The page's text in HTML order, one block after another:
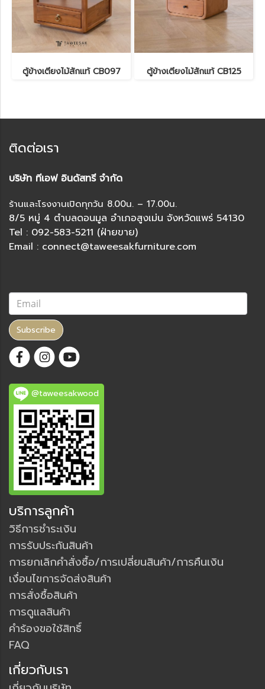
ตู้ข้างเตียงไม้สักแท้ CB097 ตู้ข้างเตียงไม้สักแท้ CB125
ติดต่อเรา
บริษัท ทีเอฟ อินดัสทรี จำกัด
ร้านและโรงงานเปิดทุกวัน 8.00น. – 17.00น.
8/5 หมู่ 4 ตำบลดอนมูล อำเภอสูงเม่น จังหวัดแพร่ 54130
Tel : 092-583-5211 (ฝ่ายขาย)
Email : connect@taweesakfurniture.com
Subscribe
@taweesakwood
บริการลูกค้า
วิธีการชำระเงิน
การรับประกันสินค้า
การยกเลิกคำสั่งซื้อ/การเปลี่ยนสินค้า/การคืนเงิน
เงื่อนไขการจัดส่งสินค้า
การสั่งซื้อสินค้า
การดูแลสินค้า
คำร้องขอใช้สิทธิ์
FAQ
เกี่ยวกับเรา